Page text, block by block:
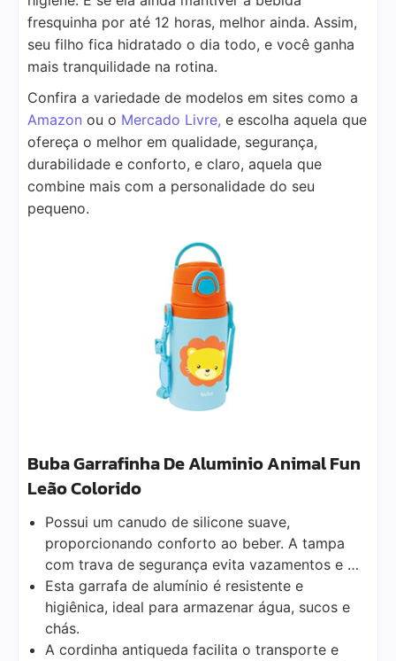
fresquinha por até 12 horas, melhor ainda. Assim,
seu filho fica hidratado o dia todo, e você ganha
mais tranquilidade na rotina.
Confira a variedade de modelos em sites como a
Amazon ou o Mercado Livre, e escolha aquela que
ofereça o melhor em qualidade, segurança,
durabilidade e conforto, e claro, aquela que
combine mais com a personalidade do seu
pequeno.
Buba Garrafinha De Aluminio Animal Fun
Leão Colorido
Possui um canudo de silicone suave,
proporcionando conforto ao beber. A tampa
com trava de segurança evita vazamentos e …
Esta garrafa de alumínio é resistente e
higiênica, ideal para armazenar água, sucos e
chás.
A cordinha antiqueda facilita o transporte e